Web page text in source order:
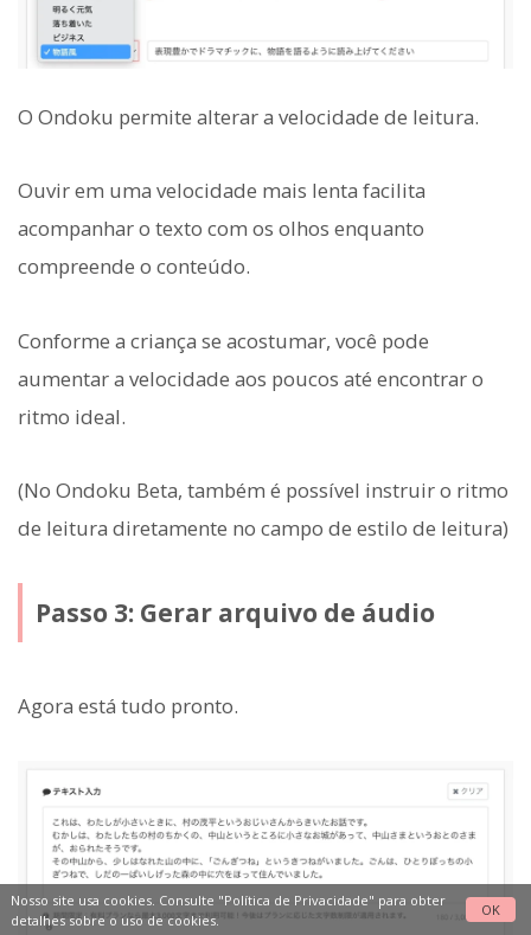
O Ondoku permite alterar a velocidade de leitura.
Ouvir em uma velocidade mais lenta facilita
acompanhar o texto com os olhos enquanto
compreende o conteúdo.
Conforme a criança se acostumar, você pode
aumentar a velocidade aos poucos até encontrar o
ritmo ideal.
(No Ondoku Beta, também é possível instruir o ritmo
de leitura diretamente no campo de estilo de leitura)
Passo 3: Gerar arquivo de áudio
Agora está tudo pronto.
Nosso site usa cookies. Consulte "Política de Privacidade" para obter
detalhes sobre o uso de cookies.
OK